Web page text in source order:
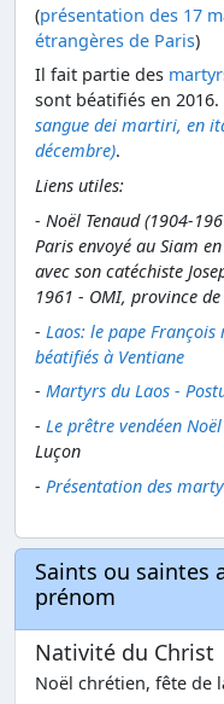
(présentation des 17
étrangères de Paris)
Il fait partie des
sont béatifiés en 2016.
sangue dei martiri, en
décembre).
Liens utiles:
- Noël Tenaud (1904-
Paris envoyé au Siam
avec son catéchiste
1961 - OMI, province
- Laos: le pape
béatifiés à Ventiane
- Martyrs du Laos -
- Le prêtre vendéen
Luçon
- Présentation des
Saints ou saintes
prénom
Nativité du Christ
Noël chrétien, fête de